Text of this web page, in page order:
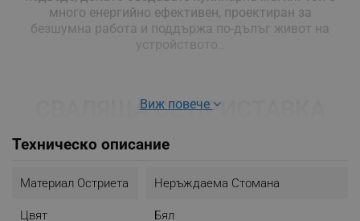
много енергийно ефективен, проектиран за
безшумна работа и поддържа по-дълъг живот на
устройството..
СВАЛЯЩА СЕ ПРИСТАВКА
отстранете приставката на блендера и го измийте с
почистване и може да спести място за съхранение.
Виж повече
Техническо описание
Материал Остриета Неръждаема Стомана
Цвят Бял